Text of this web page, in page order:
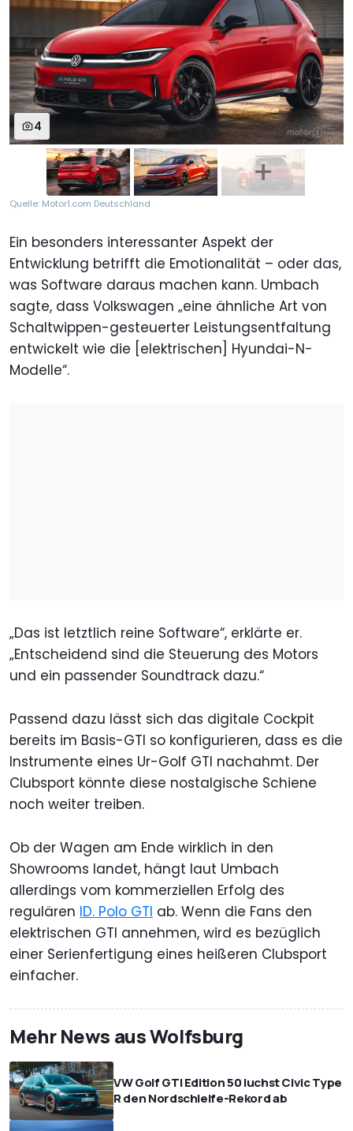
4
Quelle: Motor1.com Deutschland
Ein besonders interessanter Aspekt der
Entwicklung betrifft die Emotionalität – oder das,
was Software daraus machen kann. Umbach
sagte, dass Volkswagen „eine ähnliche Art von
Schaltwippen-gesteuerter Leistungsentfaltung
entwickelt wie die [elektrischen] Hyundai-N-
Modelle“.
„Das ist letztlich reine Software“, erklärte er.
„Entscheidend sind die Steuerung des Motors
und ein passender Soundtrack dazu.“
Passend dazu lässt sich das digitale Cockpit
bereits im Basis-GTI so konfigurieren, dass es die
Instrumente eines Ur-Golf GTI nachahmt. Der
Clubsport könnte diese nostalgische Schiene
noch weiter treiben.
Ob der Wagen am Ende wirklich in den
Showrooms landet, hängt laut Umbach
allerdings vom kommerziellen Erfolg des
regulären ID. Polo GTI ab. Wenn die Fans den
elektrischen GTI annehmen, wird es bezüglich
einer Serienfertigung eines heißeren Clubsport
einfacher.
Mehr News aus Wolfsburg
VW Golf GTI Edition 50 luchst Civic Type
R den Nordschleife-Rekord ab